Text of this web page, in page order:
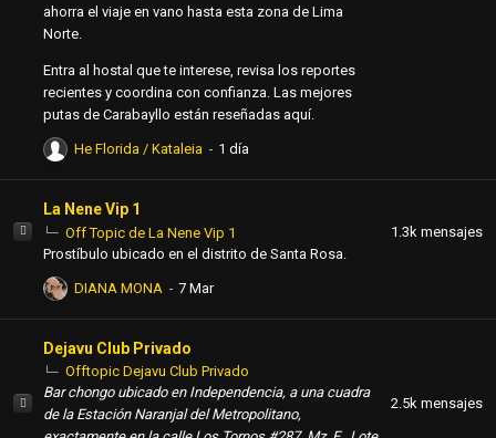
ahorra el viaje en vano hasta esta zona de Lima
Norte.
Entra al hostal que te interese, revisa los reportes
recientes y coordina con confianza. Las mejores
putas de Carabayllo están reseñadas aquí.
He Florida / Kataleia
La Nene Vip 1
Off Topic de La Nene Vip 1
Prostíbulo ubicado en el distrito de Santa Rosa.
1.3k mensajes
DIANA MONA
Dejavu Club Privado
Offtopic Dejavu Club Privado
Bar chongo ubicado en Independencia, a una cuadra
de la Estación Naranjal del Metropolitano,
2.5k mensajes